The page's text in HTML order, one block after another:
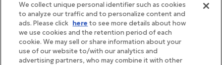
お米本来の香りが際立つフルーティーな味わい。和食
全般と相性がよく、特に刺身に合わせると生もの特有
の臭みを消してくれます。半解凍から完全に解凍する
まで、穏やかな味わいをお楽しみください。
We collect unique personal identifier such as cookies
to analyze our traffic and to personalize content and
ads. Please click here to see more details about how
we use cookies and the retention period of each
cookie. We may sell or share information about your
use of our website to/with our analytics and
advertising partners, who may combine it with other